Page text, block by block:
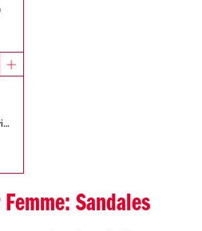
D-Cocco-Sandales à brides cheville en cuir
Sandales